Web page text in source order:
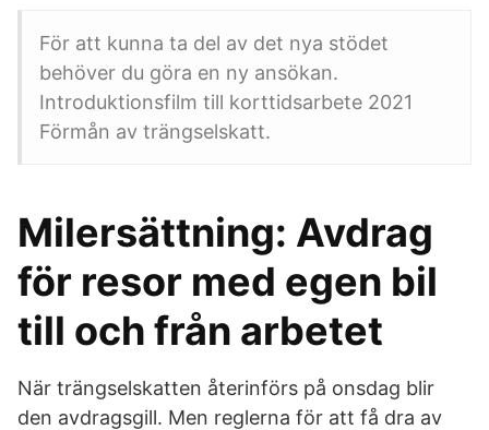
För att kunna ta del av det nya stödet
behöver du göra en ny ansökan.
Introduktionsfilm till korttidsarbete 2021
Förmån av trängselskatt.
Milersättning: Avdrag
för resor med egen bil
till och från arbetet
När trängselskatten återinförs på onsdag blir
den avdragsgill. Men reglerna för att få dra av